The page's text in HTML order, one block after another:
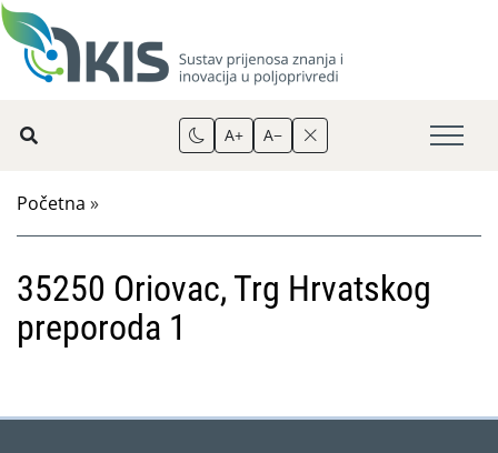
A+ A−
Početna »
35250 Oriovac, Trg Hrvatskog
preporoda 1